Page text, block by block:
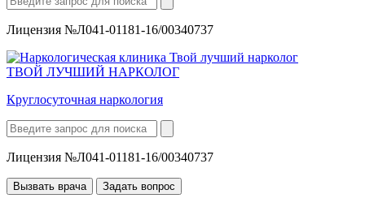
Лицензия №Л041-01181-16/00340737
ТВОЙ ЛУЧШИЙ НАРКОЛОГ
Круглосуточная наркология
Лицензия №Л041-01181-16/00340737
Вызвать врача Задать вопрос